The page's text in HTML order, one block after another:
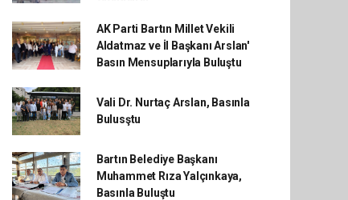
AK Parti Bartın Millet Vekili
Aldatmaz ve İl Başkanı Arslan'
Basın Mensuplarıyla Buluştu
Vali Dr. Nurtaç Arslan, Basınla
Bulusştu
Bartın Belediye Başkanı
Muhammet Rıza Yalçınkaya,
Basınla Buluştu